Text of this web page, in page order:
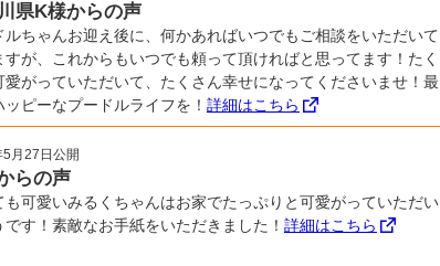
県K様からの声
ルちゃんお迎え後に、何かあればいつでもご相談をいただいて
すが、これからもいつでも頼って頂ければと思ってます！たく
愛がっていただいて、たくさん幸せになってくださいませ！最
ッピーなプードルライフを！ 詳細はこちら
月27日公開
らの声
も可愛いみるくちゃんはお家でたっぷりと可愛がっていただい
です！素敵なお手紙をいただきました！ 詳細はこちら